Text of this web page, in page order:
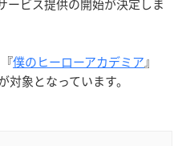
ービス提供の開始が決定しま
僕のヒーローアカデミア』
対象となっています。